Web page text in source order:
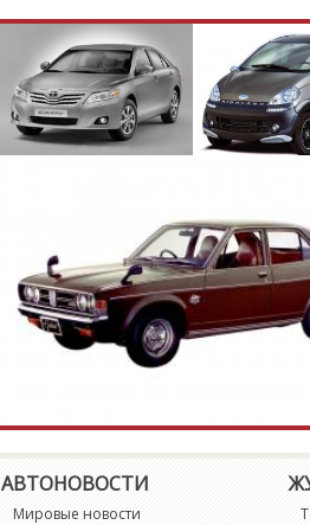
АВТОНОВОСТИ
Мировые новости